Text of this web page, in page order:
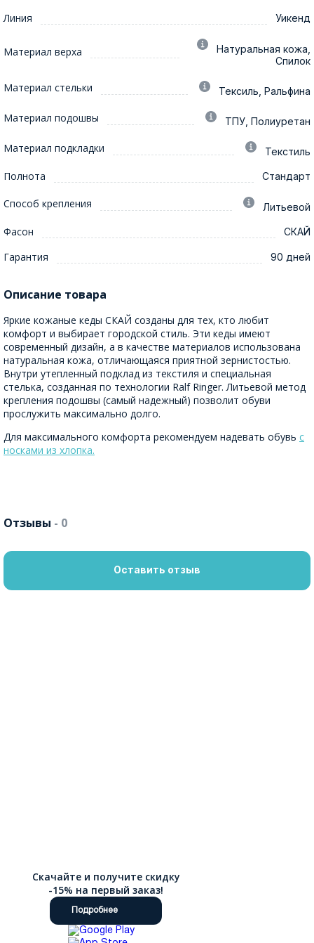
Линия Уикенд
Материал верха
Натуральная кожа,
Спилок
Материал стельки Тексиль, Ральфина
Материал подошвы ТПУ, Полиуретан
Материал подкладки Текстиль
Полнота Стандарт
Способ крепления Литьевой
Фасон СКАЙ
Гарантия 90 дней
Описание товара
Яркие кожаные кеды СКАЙ созданы для тех, кто любит
комфорт и выбирает городской стиль. Эти кеды имеют
современный дизайн, а в качестве материалов использована
натуральная кожа, отличающаяся приятной зернистостью.
Внутри утепленный подклад из текстиля и специальная
стелька, созданная по технологии Ralf Ringer. Литьевой метод
крепления подошвы (самый надежный) позволит обуви
прослужить максимально долго.
Для максимального комфорта рекомендуем надевать обувь с
носками из хлопка.
Отзывы - 0
Оставить отзыв
Скачайте и получите скидку
-15% на первый заказ!
Подробнее